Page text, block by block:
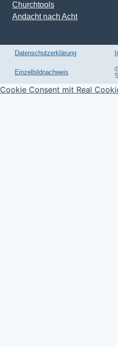
Churchtools
Andacht nach Acht
Datenschutzerklärung
Einzelbildnachweis
Cookie Consent mit Real